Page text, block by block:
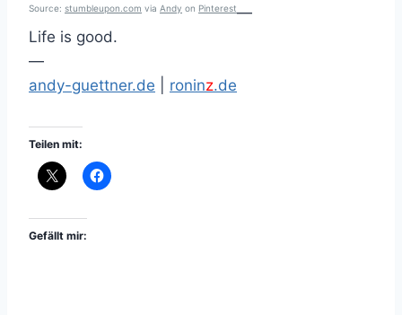
Source: stumbleupon.com via Andy on Pinterest—
Life is good.
—
andy-guettner.de
roninz.de
Teilen mit:
Gefällt mir: